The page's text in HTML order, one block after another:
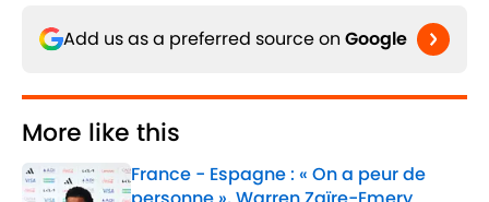
Add us as a preferred source on Google
More like this
France - Espagne : « On a peur de